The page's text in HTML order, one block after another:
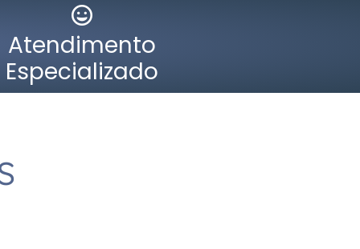
Atendimento
Especializado